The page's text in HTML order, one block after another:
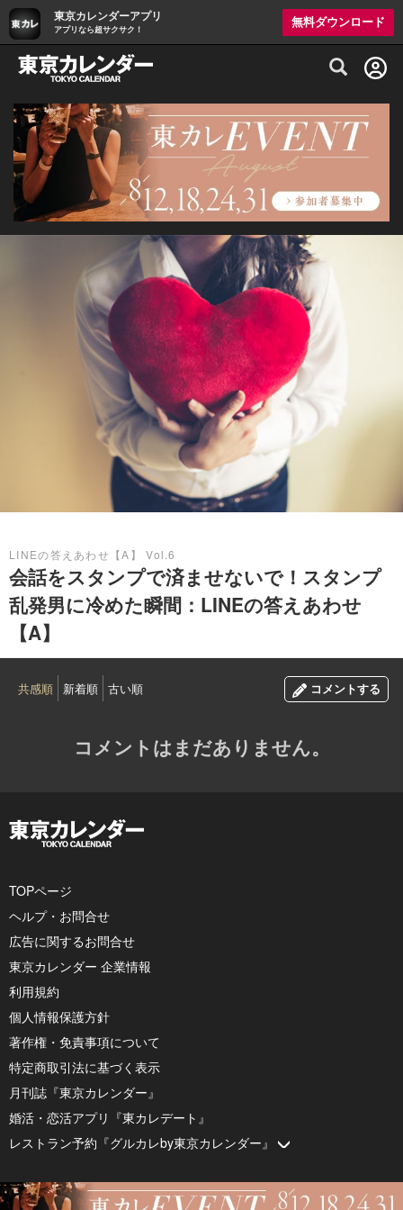
東京カレンダーアプリ
アプリなら超サクサク！
無料ダウンロード
グルメ情報・プレミアムレストラン予約
LINEの答えあわせ【A】 Vol.6
会話をスタンプで済ませないで！スタンプ
乱発男に冷めた瞬間：LINEの答えあわせ
【A】
共感順 新着順 古い順 コメントする
コメントはまだありません。
TOPページ
ヘルプ・お問合せ
広告に関するお問合せ
東京カレンダー 企業情報
利用規約
個人情報保護方針
著作権・免責事項について
特定商取引法に基づく表示
月刊誌『東京カレンダー』
婚活・恋活アプリ『東カレデート』
レストラン予約『グルカレby東京カレンダー』